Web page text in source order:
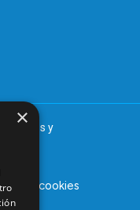
y
de cookies
×